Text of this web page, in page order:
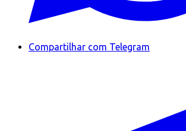
Compartilhar com Telegram